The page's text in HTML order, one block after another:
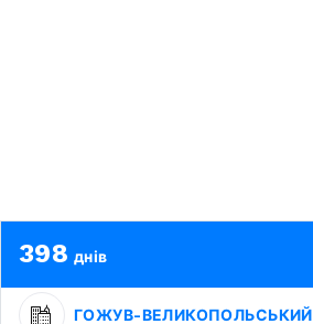
398 днів
ГОЖУВ-ВЕЛИКОПОЛЬСЬКИЙ